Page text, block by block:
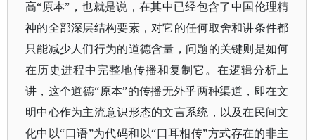
高“原本”，也就是说，在其中已经包含了中国伦理精
神的全部深层结构要素，对它的任何取舍和讲条件都
只能减少人们行为的道德含量，问题的关键则是如何
在历史进程中完整地传播和复制它。在逻辑分析上
讲，这个道德“原本”的传播无外乎两种渠道，即在文
明中心作为主流意识形态的文言系统，以及在民间文
化中以“口语”为代码和以“口耳相传”方式存在的非主